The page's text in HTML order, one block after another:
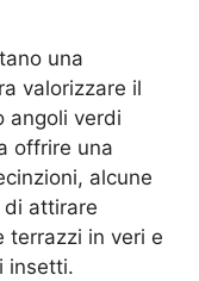
una
valorizzare il
angoli verdi
offrire una
alcune
di attirare
terrazzi in veri e
insetti.